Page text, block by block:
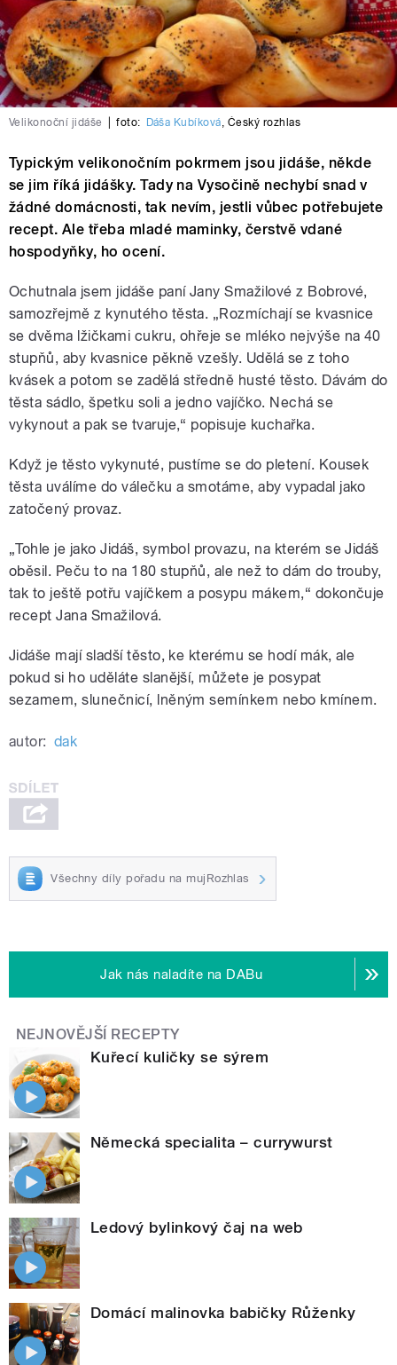
Velikonoční jidáše foto: Dáša Kubíková, Český rozhlas
Typickým velikonočním pokrmem jsou jidáše, někde
se jim říká jidášky. Tady na Vysočině nechybí snad v
žádné domácnosti, tak nevím, jestli vůbec potřebujete
recept. Ale třeba mladé maminky, čerstvě vdané
hospodyňky, ho ocení.
Ochutnala jsem jidáše paní Jany Smažilové z Bobrové,
samozřejmě z kynutého těsta. „Rozmíchají se kvasnice
se dvěma lžičkami cukru, ohřeje se mléko nejvýše na 40
stupňů, aby kvasnice pěkně vzešly. Udělá se z toho
kvásek a potom se zadělá středně husté těsto. Dávám do
těsta sádlo, špetku soli a jedno vajíčko. Nechá se
vykynout a pak se tvaruje,“ popisuje kuchařka.
Když je těsto vykynuté, pustíme se do pletení. Kousek
těsta uválíme do válečku a smotáme, aby vypadal jako
zatočený provaz.
„Tohle je jako Jidáš, symbol provazu, na kterém se Jidáš
oběsil. Peču to na 180 stupňů, ale než to dám do trouby,
tak to ještě potřu vajíčkem a posypu mákem,“ dokončuje
recept Jana Smažilová.
Jidáše mají sladší těsto, ke kterému se hodí mák, ale
pokud si ho uděláte slanější, můžete je posypat
sezamem, slunečnicí, lněným semínkem nebo kmínem.
autor: dak
Všechny díly pořadu na mujRozhlas
Jak nás naladíte na DABu
NEJNOVĚJŠÍ RECEPTY
Kuřecí kuličky se sýrem
Německá specialita – currywurst
Ledový bylinkový čaj na web
Domácí malinovka babičky Růženky